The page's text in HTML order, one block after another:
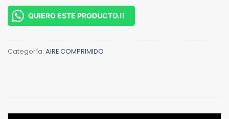
QUIERO ESTE PRODUCTO.!!
Categoría: AIRE COMPRIMIDO